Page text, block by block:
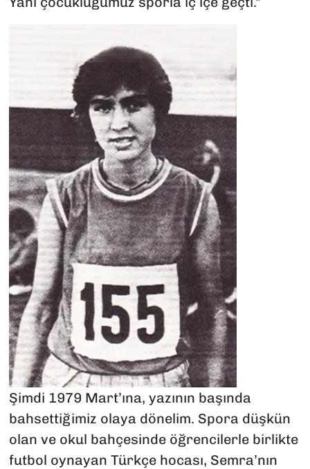
Şimdi 1979 Mart’ına, yazının başında
bahsettiğimiz olaya dönelim. Spora düşkün
olan ve okul bahçesinde öğrencilerle birlikte
futbol oynayan Türkçe hocası, Semra’nın